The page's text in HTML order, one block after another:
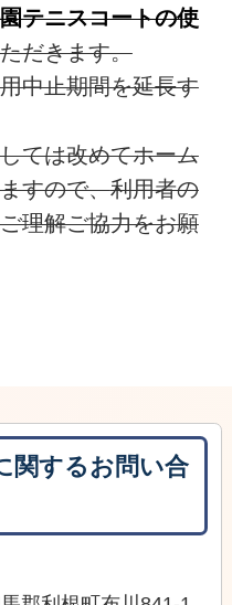
テニスコートの使
だきます。
中止期間を延長す
ては改めてホーム
すので、利用者の
理解ご協力をお願
関するお問い合